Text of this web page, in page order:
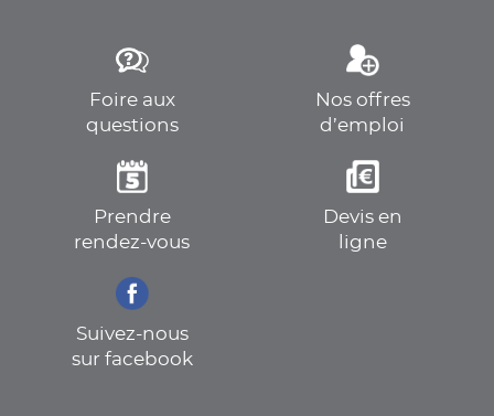
Foire aux
questions
Nos offres
d’emploi
Prendre
rendez-vous
Devis en
ligne
Suivez-nous
sur facebook